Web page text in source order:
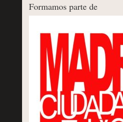
Formamos parte de